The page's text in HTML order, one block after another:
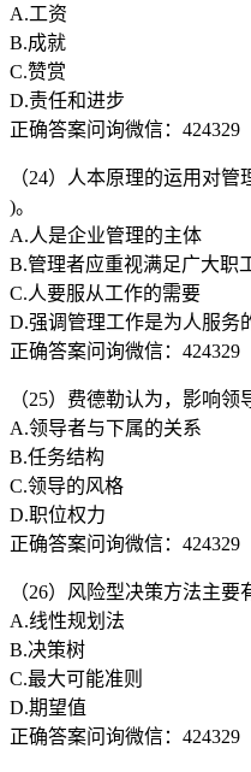
A.工资
B.成就
C.赞赏
D.责任和进步
正确答案问询微信：424329
（24）人本原理的运用对
)。
A.人是企业管理的主体
B.管理者应重视满足广大职
C.人要服从工作的需要
D.强调管理工作是为人服务
正确答案问询微信：424329
（25）费德勒认为，影响领
A.领导者与下属的关系
B.任务结构
C.领导的风格
D.职位权力
正确答案问询微信：424329
（26）风险型决策方法主要
A.线性规划法
B.决策树
C.最大可能准则
D.期望值
正确答案问询微信：424329